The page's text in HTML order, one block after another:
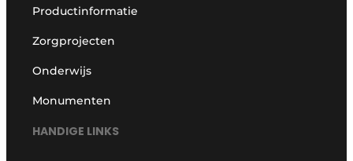
Productinformatie
Zorgprojecten
Onderwijs
Monumenten
HANDIGE LINKS